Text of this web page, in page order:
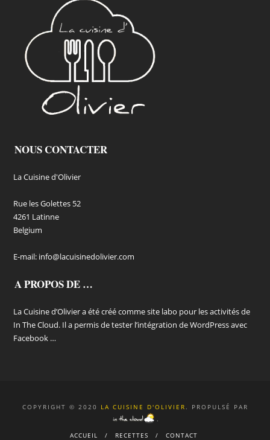
NOUS CONTACTER
La Cuisine d'Olivier
Rue les Golettes 52
4261 Latinne
Belgium
E-mail: info@lacuisinedolivier.com
A PROPOS DE …
La Cuisine d’Olivier a été créé comme site labo pour les activités de
In The Cloud. Il a permis de tester l’intégration de WordPress avec
Facebook …
COPYRIGHT © 2020 LA CUISINE D'OLIVIER . PROPULSÉ PAR
.
ACCUEIL
RECETTES CONTACT